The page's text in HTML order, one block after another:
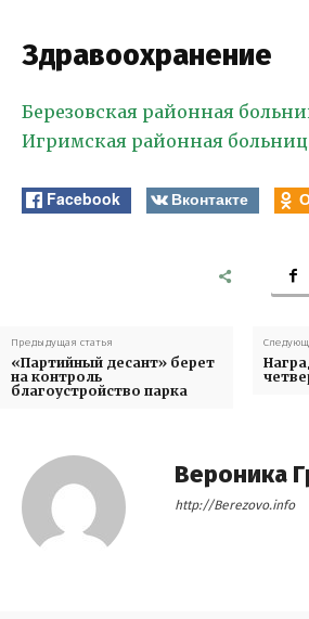
Здравоохранение
Березовская районная
Игримская районная
Facebook Вконтакте
Предыдущая статья
«Партийный десант» берет
на контроль
благоустройство парка
Вероника
http://Berezovo.info